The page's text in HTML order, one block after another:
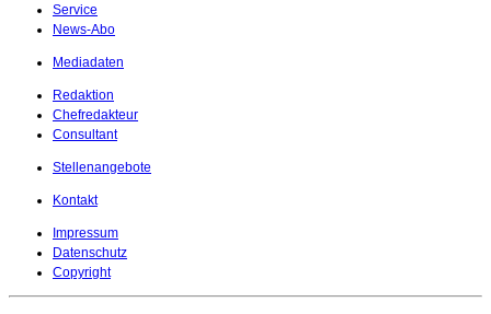
Service
News-Abo
Mediadaten
Redaktion
Chefredakteur
Consultant
Stellenangebote
Kontakt
Impressum
Datenschutz
Copyright